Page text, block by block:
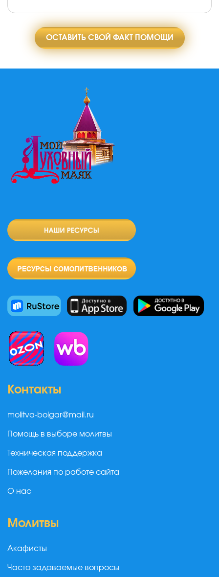
ОСТАВИТЬ СВОЙ ФАКТ ПОМОЩИ
Контакты
molitva-bolgar@mail.ru
Помощь в выборе молитвы
Техническая поддержка
Пожелания по работе сайта
О нас
Молитвы
Акафисты
Часто задаваемые вопросы